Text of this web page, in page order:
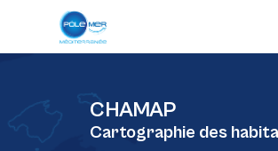
CHAMAP
Cartographie des
Panneau de gestion des cookies